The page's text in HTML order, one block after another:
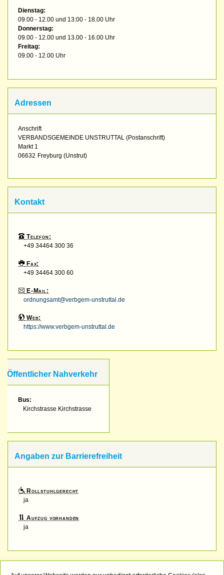
Dienstag:
09.00 - 12.00 und 13:00 - 18.00 Uhr
Donnerstag:
09.00 - 12.00 und 13.00 - 16.00 Uhr
Freitag:
09.00 - 12.00 Uhr
Adressen
Anschrift
VERBANDSGEMEINDE UNSTRUTTAL (Postanschrift)
Markt 1
06632 Freyburg (Unstrut)
Kontakt
Telefon:
+49 34464 300 36
Fax:
+49 34464 300 60
E-Mail:
ordnungsamt@verbgem-unstruttal.de
Web:
https://www.verbgem-unstruttal.de
Öffentlicher Nahverkehr
Bus:
Kirchstrasse Kirchstrasse
Angaben zur Barrierefreiheit
Rollstuhlgerecht
ja
Aufzug vorhanden
ja